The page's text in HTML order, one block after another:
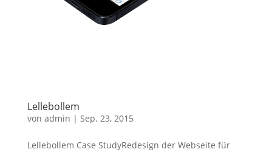
Lellebollem
von admin | Sep. 23, 2015
Lellebollem Case StudyRedesign der Webseite für